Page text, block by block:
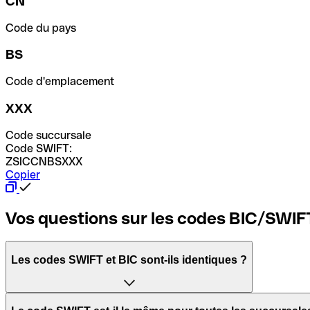
Code du pays
BS
Code d'emplacement
XXX
Code succursale
Code SWIFT:
ZSICCNBSXXX
Copier
Vos questions sur les codes BIC/
Les codes SWIFT et BIC sont-ils identiques ?